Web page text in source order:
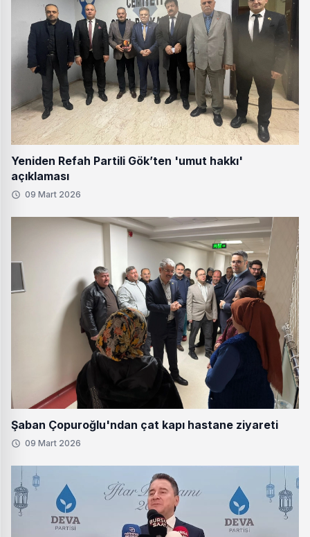
Yeniden Refah Partili Gök’ten 'umut hakkı'
açıklaması
09 Mart 2026
Şaban Çopuroğlu'ndan çat kapı hastane ziyareti
09 Mart 2026